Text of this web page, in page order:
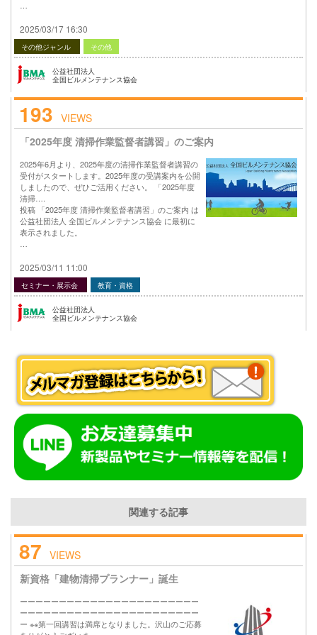
2025/03/17 16:30
その他ジャンル その他
公益社団法人
全国ビルメンテナンス協会
193 VIEWS
「2025年度 清掃作業監督者講習」のご案内
2025年6月より、2025年度の清掃作業監督者講習の
受付がスタートします。2025年度の受講案内を公開
しましたので、ぜひご活用ください。 「2025年度
清掃….
投稿 「2025年度 清掃作業監督者講習」のご案内 は
公益社団法人 全国ビルメンテナンス協会 に最初に
表示されました。
2025/03/11 11:00
セミナー・展示会 教育・資格
公益社団法人
全国ビルメンテナンス協会
関連する記事
87 VIEWS
新資格「建物清掃プランナー」誕生
ーーーーーーーーーーーーーーーーーーーーーーー
ーーーーーーーーーーーーーーーーーーーーーーー
ー ※※第一回講習は満席となりました。沢山のご応募